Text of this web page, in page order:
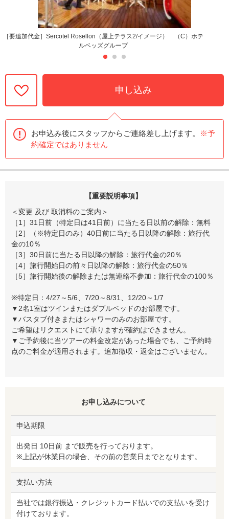
［要追加代金］Sercotel Rosellon（屋上テラス2/イメージ） （C）ホテ
ルベッズグループ
申し込み
お申込み後にスタッフからご連絡差し上げます。
※予
約確定ではありません
【重要説明事項】
＜変更 及び 取消料のご案内＞
［1］31日前（特定日は41日前）に当たる日以前の解除：無料
［2］（※特定日のみ）40日前に当たる日以降の解除：旅行代
金の10％
［3］30日前に当たる日以降の解除：旅行代金の20％
［4］旅行開始日の前々日以降の解除：旅行代金の50％
［5］旅行開始後の解除または無連絡不参加：旅行代金の100％
※特定日：4/27～5/6、7/20～8/31、12/20～1/7
▼2名1室はツインまたはダブルベッドのお部屋です。
▼バスタブ付きまたはシャワーのみのお部屋です。
ご希望はリクエストにて承りますが確約はできません。
▼ご予約後に当ツアーの料金改定があった場合でも、ご予約時
点のご料金が適用されます。追加徴収・返金はございません。
お申し込みについて
申込期限
出発日 10日前 まで販売を行っております。
※上記が休業日の場合、その前の営業日までとなります。
支払い方法
当社では銀行振込・クレジットカード払いでの支払いを受け
付けております。